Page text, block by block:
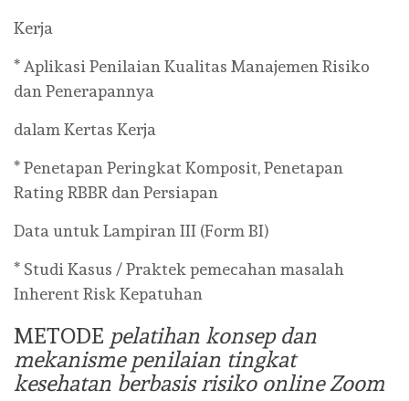
Kerja
* Aplikasi Penilaian Kualitas Manajemen Risiko
dan Penerapannya
dalam Kertas Kerja
* Penetapan Peringkat Komposit, Penetapan
Rating RBBR dan Persiapan
Data untuk Lampiran III (Form BI)
* Studi Kasus / Praktek pemecahan masalah
Inherent Risk Kepatuhan
METODE pelatihan konsep dan
mekanisme penilaian tingkat
kesehatan berbasis risiko online Zoom